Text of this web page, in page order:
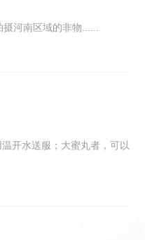
河南区域的非物......
开水送服；大蜜丸者，可以